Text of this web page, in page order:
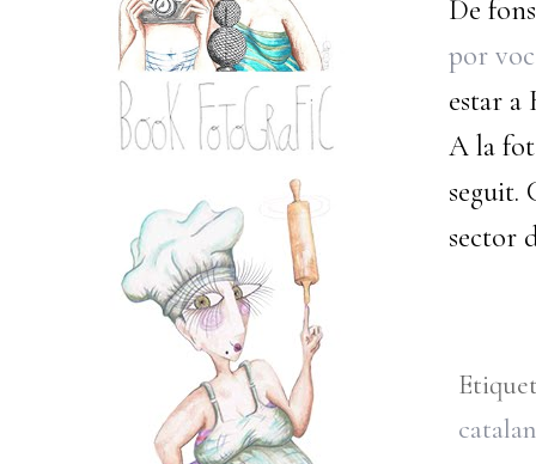
De
por
estar a
A la
seguit.
sector